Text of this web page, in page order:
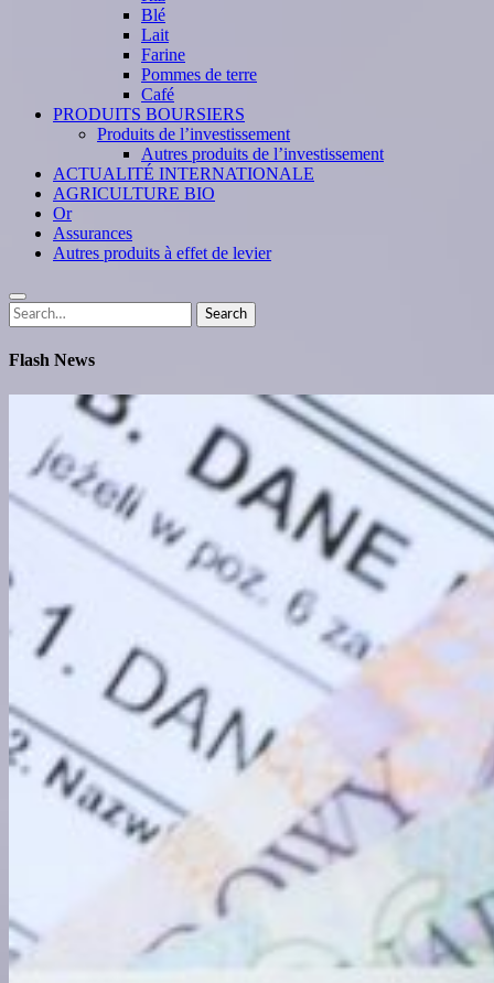
Blé
Lait
Farine
Pommes de terre
Café
PRODUITS BOURSIERS
Produits de l’investissement
Autres produits de l’investissement
ACTUALITÉ INTERNATIONALE
AGRICULTURE BIO
Or
Assurances
Autres produits à effet de levier
Search
for:
Search
Flash News